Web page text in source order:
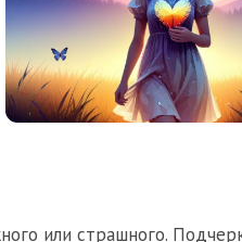
или страшного.